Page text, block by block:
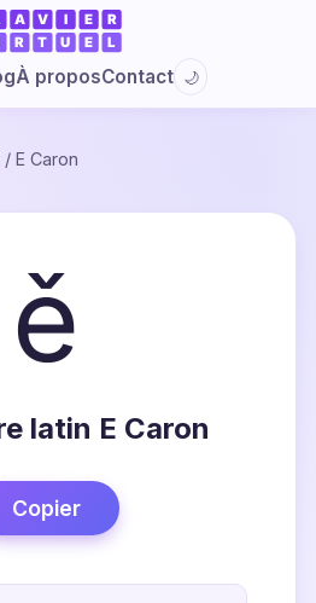
À proposContact 🌙
/ E Caron
ě
latin E Caron
Copier